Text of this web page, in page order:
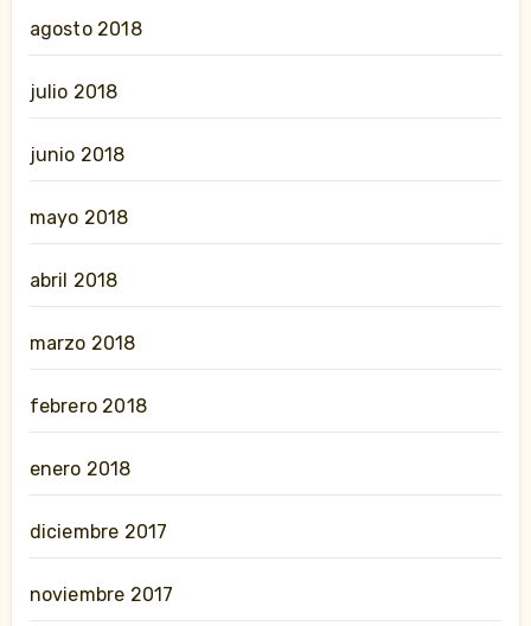
agosto 2018
julio 2018
junio 2018
mayo 2018
abril 2018
marzo 2018
febrero 2018
enero 2018
diciembre 2017
noviembre 2017